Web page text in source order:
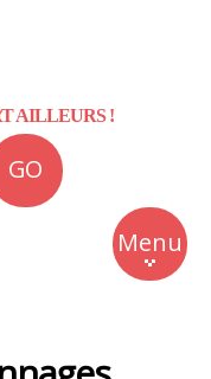
AILLEURS !
GO
Menu
Insolite
Business